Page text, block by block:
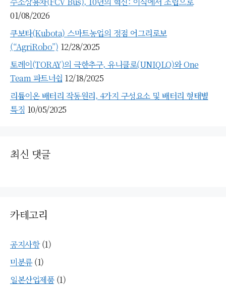
01/08/2026
쿠보타(Kubota) 스마트농업의 정점 어그리로보
(“AgriRobo”) 12/28/2025
토레이(TORAY)의 극한추구, 유니클로(UNIQLO)와 One
Team 파트너쉽 12/18/2025
리튬이온 배터리 작동원리, 4가지 구성요소 및 배터리 형태별
특징 10/05/2025
최신 댓글
카테고리
공지사항(1)
미분류(1)
일본산업제품(1)